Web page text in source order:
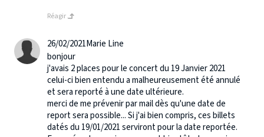
Réagir
26/02/2021Marie Line
bonjour
j'avais 2 places pour le concert du 19 Janvier 2021
celui-ci bien entendu a malheureusement été annulé
et sera reporté à une date ultérieure.
merci de me prévenir par mail dès qu'une date de
report sera possible... Si j'ai bien compris, ces billets
datés du 19/01/2021 serviront pour la date reportée.